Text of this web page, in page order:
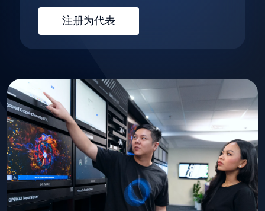
注册为代表